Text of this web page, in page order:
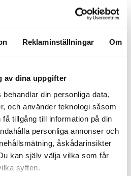
Reklaminställningar Om
av dina uppgifter
behandlar din personliga data,
och använder teknologi såsom
tillgång till information på din
personliga annonser och
åskådarinsikter
kan själv välja vilka som får
syften.
av våra kunder
Bitz